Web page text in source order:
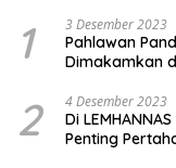
1 3 Desember 2023
Pahlawan
Dimakamkan
2 4 Desember 2023
Di
Penting